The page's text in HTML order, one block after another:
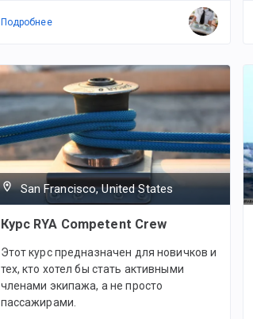
Подробнее
San Francisco, United States
Курс RYA Competent Crew
Этот курс предназначен для новичков и
тех, кто хотел бы стать активными
членами экипажа, а не просто
пассажирами.